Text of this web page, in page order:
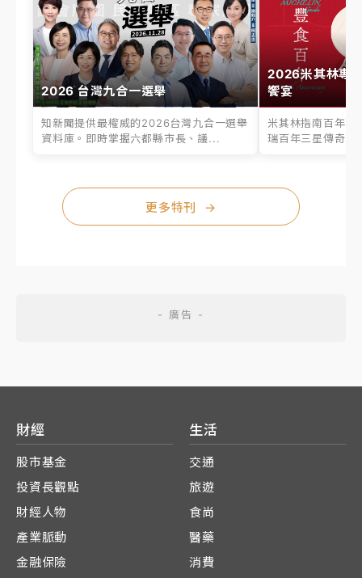
2026 台灣九合一選舉
知新聞提供最權威的2026台灣九合一選舉
資料庫。即時掌握六都縣市長、議...
2026米其林專
饗宴
米其林指南百年之
瑞百年三星傳奇、
更多特刊 →
財經
股市基金
投資長觀點
財經人物
產業脈動
金融保險
生活
交通
旅遊
食尚
醫藥
消費